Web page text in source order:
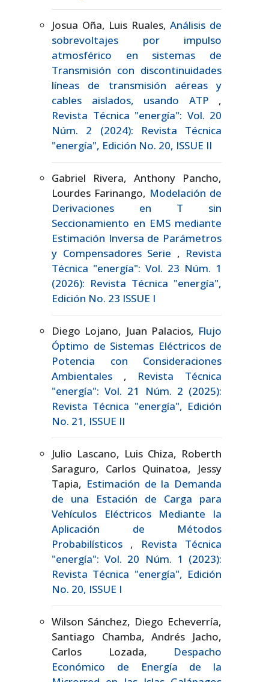
Josua Oña, Luis Ruales,Análisis de
sobrevoltajes por impulso
atmosférico en sistemas de
Transmisión con discontinuidades
líneas de transmisión aéreas y
cables aislados, usando ATP ,
Revista Técnica "energía": Vol. 20
Núm. 2 (2024): Revista Técnica
"energía", Edición No. 20, ISSUE II
Gabriel Rivera, Anthony Pancho,
Lourdes Farinango, Modelación de
Derivaciones en T sin
Seccionamiento en EMS mediante
Estimación Inversa de Parámetros
y Compensadores Serie , Revista
Técnica "energía": Vol. 23 Núm. 1
(2026): Revista Técnica "energía",
Edición No. 23 ISSUE I
Diego Lojano, Juan Palacios, Flujo
Óptimo de Sistemas Eléctricos de
Potencia con Consideraciones
Ambientales , Revista Técnica
"energía": Vol. 21 Núm. 2 (2025):
Revista Técnica "energía", Edición
No. 21, ISSUE II
Julio Lascano, Luis Chiza, Roberth
Saraguro, Carlos Quinatoa, Jessy
Tapia, Estimación de la Demanda
de una Estación de Carga para
Vehículos Eléctricos Mediante la
Aplicación de Métodos
Probabilísticos , Revista Técnica
"energía": Vol. 20 Núm. 1 (2023):
Revista Técnica "energía", Edición
No. 20, ISSUE I
Wilson Sánchez, Diego Echeverría,
Santiago Chamba, Andrés Jacho,
Carlos Lozada, Despacho
Económico de Energía de la